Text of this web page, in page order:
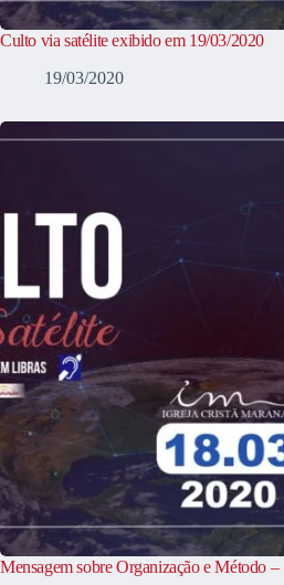
Culto via satélite exibido em 19/03/2020
19/03/2020
Mensagem sobre Organização e Método